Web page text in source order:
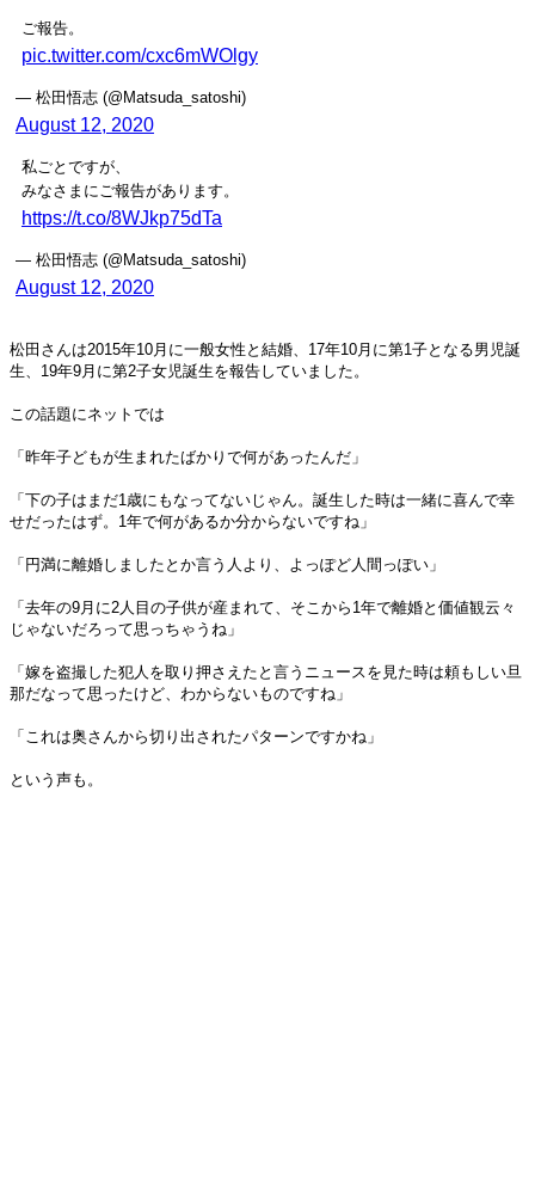
ご報告。
pic.twitter.com/cxc6mWOlgy
— 松田悟志 (@Matsuda_satoshi)
August 12, 2020
私ごとですが、
みなさまにご報告があります。
https://t.co/8WJkp75dTa
— 松田悟志 (@Matsuda_satoshi)
August 12, 2020
松田さんは2015年10月に一般女性と結婚、17年10月に第1子となる男児誕
生、19年9月に第2子女児誕生を報告していました。
この話題にネットでは
「昨年子どもが生まれたばかりで何があったんだ」
「下の子はまだ1歳にもなってないじゃん。誕生した時は一緒に喜んで幸
せだったはず。1年で何があるか分からないですね」
「円満に離婚しましたとか言う人より、よっぽど人間っぽい」
「去年の9月に2人目の子供が産まれて、そこから1年で離婚と価値観云々
じゃないだろって思っちゃうね」
「嫁を盗撮した犯人を取り押さえたと言うニュースを見た時は頼もしい旦
那だなって思ったけど、わからないものですね」
「これは奥さんから切り出されたパターンですかね」
という声も。